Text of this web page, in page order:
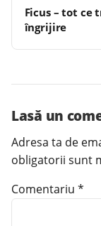
Ficus – tot ce
îngrijire
Lasă un
Adresa ta de
obligatorii sunt
Comentariu *